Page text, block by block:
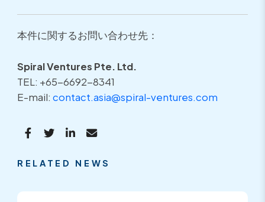
本件に関するお問い合わせ先：
Spiral Ventures Pte. Ltd.
TEL: +65-6692-8341
E-mail:contact.asia@spiral-ventures.com
RELATED NEWS